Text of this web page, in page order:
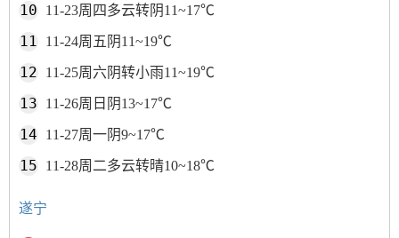
11-23周四多云转阴11~17℃
11-24周五阴11~19℃
11-25周六阴转小雨11~19℃
11-26周日阴13~17℃
11-27周一阴9~17℃
11-28周二多云转晴10~18℃
遂宁